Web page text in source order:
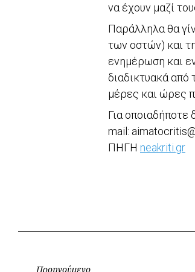
να έχουν μαζί
Παράλληλα θα
των οστών) και
ενημέρωση και
διαδικτυακά από
μέρες και ώρες
Για οποιαδήποτε
mail:
ΠΗΓΗ neakriti.gr
Προηγούμενο